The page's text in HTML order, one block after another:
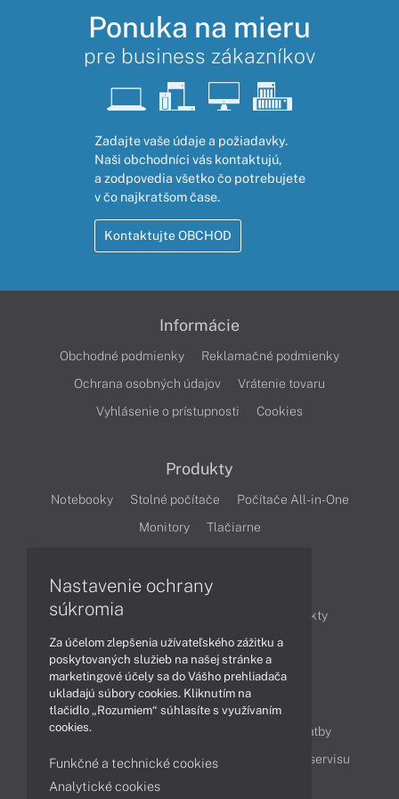
Ponuka na mieru
pre business zákazníkov
Zadajte vaše údaje a požiadavky.
Naši obchodníci vás kontaktujú,
a zodpovedia všetko čo potrebujete
v čo najkratšom čase.
Kontaktujte OBCHOD
Informácie
Obchodné podmienky
Reklamačné podmienky
Ochrana osobných údajov
Vrátenie tovaru
Vyhlásenie o prístupnosti
Cookies
Produkty
Notebooky Stolné počítače
Počítače All-in-One
Monitory
Tlačiarne
Články
Obchodné informácie
Produkty
Technológie
Videá
Obsah
Ako nakupovať
Možnosti doručenia a platby
Podpora a servis
Servisné služby Cenník servisu
Nastavenie ochrany
súkromia
Za účelom zlepšenia užívateľského zážitku a
poskytovaných služieb na našej stránke a
marketingové účely sa do Vášho prehliadača
ukladajú súbory cookies. Kliknutím na
tlačidlo „Rozumiem“ súhlasíte s využívaním
cookies.
Funkčné a technické cookies
Analytické cookies